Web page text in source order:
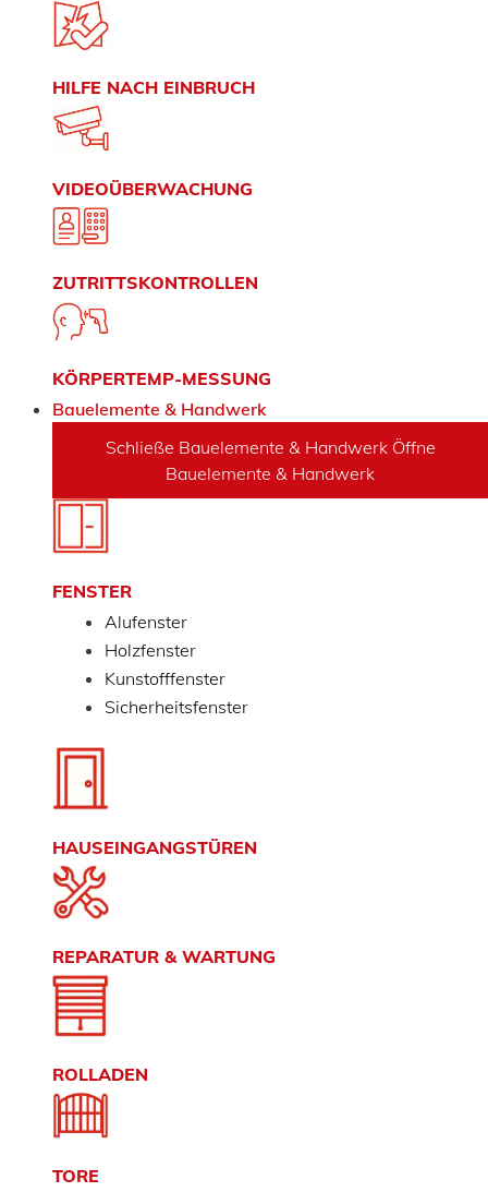
HILFE NACH EINBRUCH
VIDEOÜBERWACHUNG
ZUTRITTSKONTROLLEN
KÖRPERTEMP-MESSUNG
Bauelemente & Handwerk
Schließe Bauelemente & Handwerk Öffne
Bauelemente & Handwerk
FENSTER
Alufenster
Holzfenster
Kunstofffenster
Sicherheitsfenster
HAUSEINGANGSTÜREN
REPARATUR & WARTUNG
ROLLADEN
TORE